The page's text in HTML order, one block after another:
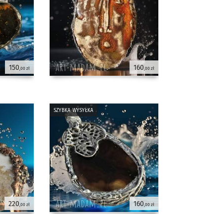
150 ,00 zł 160 ,00 zł
220,00 zł
szybka wysyłka
160,00 zł